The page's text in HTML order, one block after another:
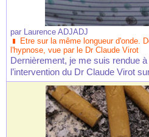
par Laurence ADJADJ
Etre sur la même longueur d'onde.
l'hypnose, vue par le Dr Claude Virot
Dernièrement, je me suis rendue
l’intervention du Dr Claude Virot